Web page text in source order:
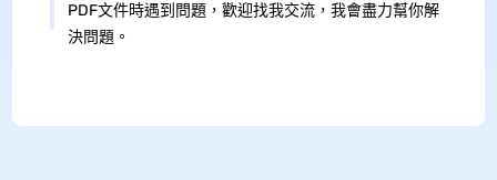
PDF文件時遇到問題，歡迎找我交流，我會盡力幫你解
決問題。